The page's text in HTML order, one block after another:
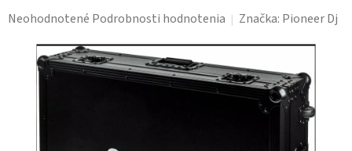
Priemerné
produktu
hviezdičiek.
Neohodnotené Podrobnosti hodnotenia Značka: Pioneer Dj